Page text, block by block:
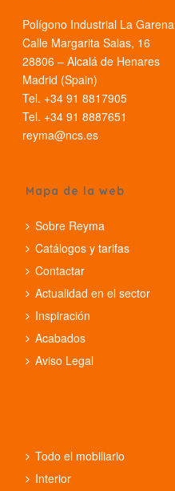
Polígono Industrial La Garena
Calle Margarita Salas, 16
28806 – Alcalá de Henares
Madrid (Spain)
Tel. +34 91 8817905
Tel. +34 91 8887651
reyma@ncs.es
Mapa de la web
Sobre Reyma
Catálogos y tarifas
Contactar
Actualidad en el sector
Inspiración
Acabados
Aviso Legal
Todo el mobiliario
Interior